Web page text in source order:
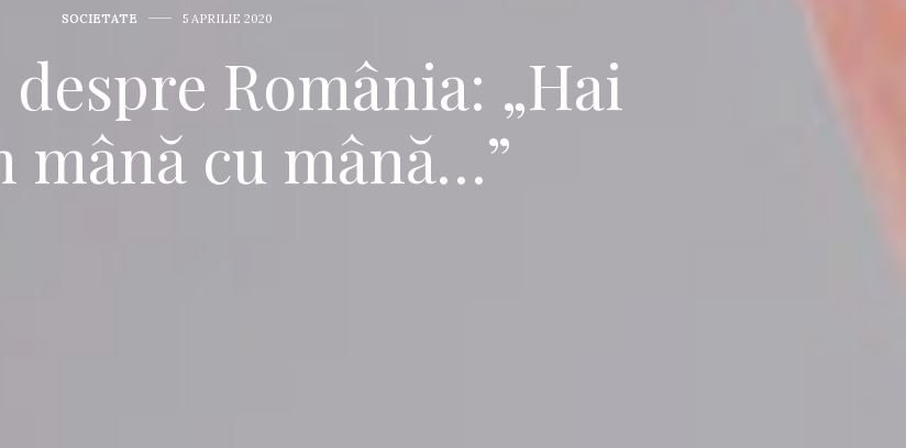
SOCIETATE 5 APRILIE 2020
România: „Hai
mână cu mână…”